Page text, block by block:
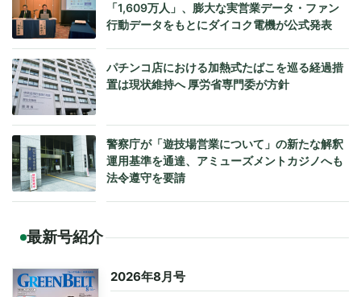
「1,609万人」、膨大な実営業データ・ファン
行動データをもとにダイコク電機が公式発表
パチンコ店における加熱式たばこを巡る経過措
置は現状維持へ 厚労省専門委が方針
警察庁が「遊技場営業について」の新たな解釈
運用基準を通達、アミューズメントカジノへも
法令遵守を要請
最新号紹介
2026年8月号